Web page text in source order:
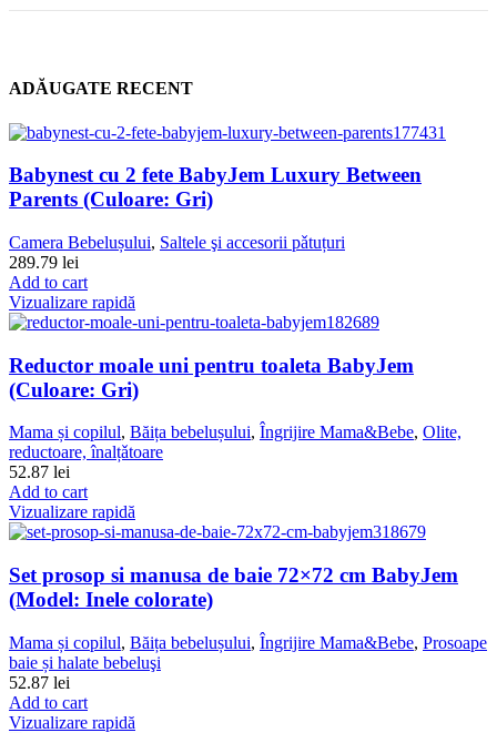
ADĂUGATE RECENT
Babynest cu 2 fete BabyJem Luxury Between
Parents (Culoare: Gri)
Camera Bebelușului, Saltele şi accesorii pǎtuțuri
289.79 lei
Add to cart
Vizualizare rapidă
Reductor moale uni pentru toaleta BabyJem
(Culoare: Gri)
Mama și copilul, Băița bebelușului, Îngrijire Mama&Bebe, Olite,
reductoare, înalțǎtoare
52.87 lei
Add to cart
Vizualizare rapidă
Set prosop si manusa de baie 72×72 cm BabyJem
(Model: Inele colorate)
Mama și copilul, Băița bebelușului, Îngrijire Mama&Bebe, Prosoape
baie și halate bebeluşi
52.87 lei
Add to cart
Vizualizare rapidă